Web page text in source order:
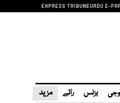
EXPRESS TRIBUNEURDU E-
بزنس رائے مزید